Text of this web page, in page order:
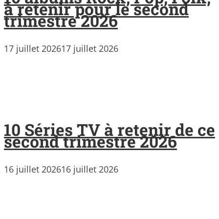
à retenir pour le second
trimestre 2026
17 juillet 202617 juillet 2026
10 Séries TV à retenir de ce
second trimestre 2026
16 juillet 202616 juillet 2026